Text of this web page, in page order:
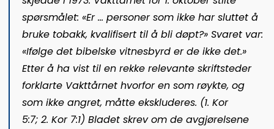
spørsmålet: «Er … personer som ikke har sluttet å
bruke tobakk, kvalifisert til å bli døpt?» Svaret var:
«Ifølge det bibelske vitnesbyrd er de ikke det.»
Etter å ha vist til en rekke relevante skriftsteder
forklarte Vakttårnet hvorfor en som røykte, og
som ikke angret, måtte ekskluderes. (1. Kor
5:7;2. Kor 7:1) Bladet skrev om de avgjørelsene